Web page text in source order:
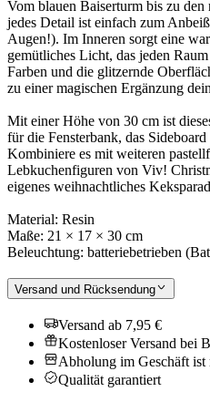
Vom blauen Baiserturm bis zu
jedes Detail ist einfach zum
Augen!). Im Inneren sorgt eine
gemütliches Licht, das jeden
Farben und die glitzernde
zu einer magischen Ergänzung
Mit einer Höhe von 30 cm ist
für die Fensterbank, das
Kombiniere es mit weiteren
Lebkuchenfiguren von Viv!
eigenes weihnachtliches
Material: Resin
Maße: 21 × 17 × 30 cm
Beleuchtung: batteriebetrieben
Versand und Rücksendung
Versand ab 7,95 €
Kostenloser Versand bei
Abholung im Geschäft ist
Qualität garantiert